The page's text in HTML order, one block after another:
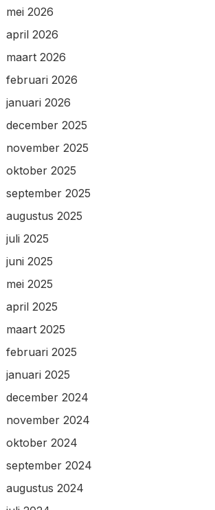
mei 2026
april 2026
maart 2026
februari 2026
januari 2026
december 2025
november 2025
oktober 2025
september 2025
augustus 2025
juli 2025
juni 2025
mei 2025
april 2025
maart 2025
februari 2025
januari 2025
december 2024
november 2024
oktober 2024
september 2024
augustus 2024